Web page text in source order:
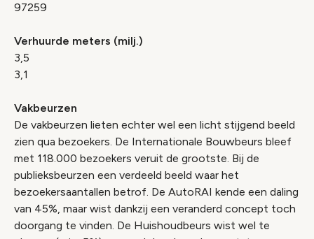
97259
Verhuurde meters (milj.)
3,5
3,1
Vakbeurzen
De vakbeurzen lieten echter wel een licht stijgend beeld
zien qua bezoekers. De Internationale Bouwbeurs bleef
met 118.000 bezoekers veruit de grootste. Bij de
publieksbeurzen een verdeeld beeld waar het
bezoekersaantallen betrof. De AutoRAI kende een daling
van 45%, maar wist dankzij een veranderd concept toch
doorgang te vinden. De Huishoudbeurs wist wel te